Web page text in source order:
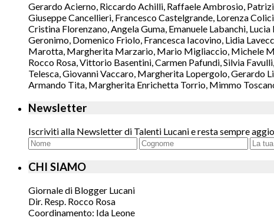
Gerardo Acierno, Riccardo Achilli, Raffaele Ambrosio,
Giuseppe Cancellieri, Francesco Castelgrande, Lorenza
Cristina Florenzano, Angela Guma, Emanuele Labanchi,
Geronimo, Domenico Friolo, Francesca Iacovino, Lidia
Marotta, Margherita Marzario, Mario Migliaccio, Michele
Rocco Rosa, Vittorio Basentini, Carmen Pafundi, Silvia
Telesca, Giovanni Vaccaro, Margherita Lopergolo, Gerardo
Armando Tita, Margherita Enrichetta Torrio, Mimmo
Newsletter
Iscriviti alla Newsletter di Talenti Lucani e resta sempre
CHI SIAMO
Giornale di Blogger Lucani
Dir. Resp. Rocco Rosa
Coordinamento: Ida Leone